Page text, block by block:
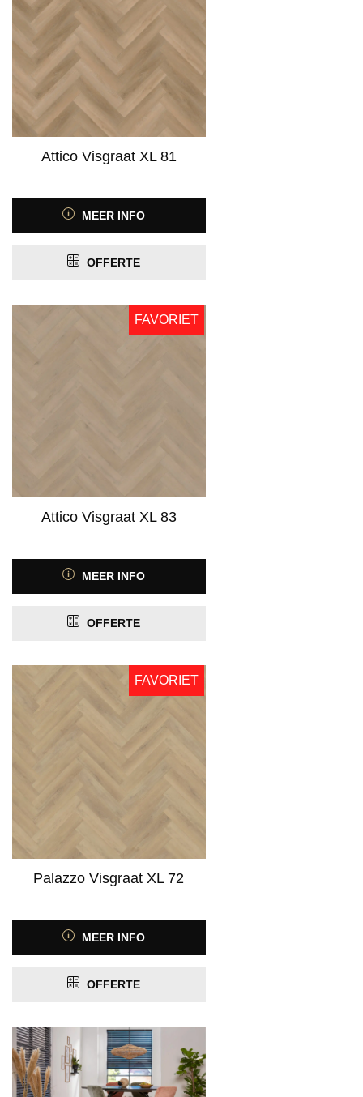
Product Geschikt voor vloerverwarming
PRIJS
Attico Visgraat XL 81
MEER INFO
OFFERTE
FAVORIET
Attico Visgraat XL 83
MEER INFO
OFFERTE
FAVORIET
Palazzo Visgraat XL 72
MEER INFO
OFFERTE